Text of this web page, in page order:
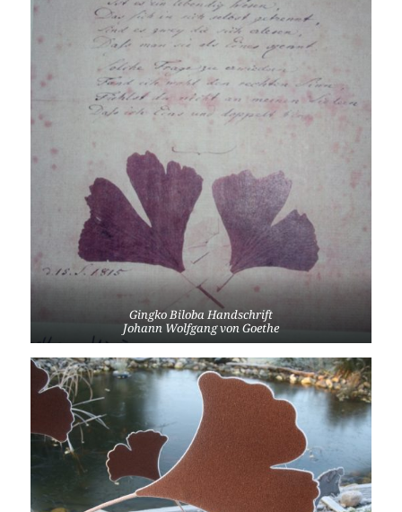
Gingko Biloba Handschrift
Johann Wolfgang von Goethe